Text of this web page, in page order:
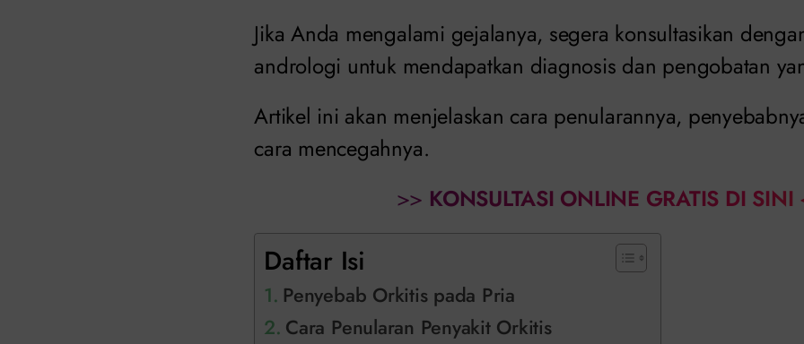
Jika Anda mengalami gejalanya, segera konsultasikan
andrologi untuk mendapatkan diagnosis dan pengobatan
Artikel ini akan menjelaskan cara penularannya,
cara mencegahnya.
>> KONSULTASI ONLINE GRATIS DI SINI
Daftar Isi
Penyebab Orkitis pada Pria
Cara Penularan Penyakit Orkitis